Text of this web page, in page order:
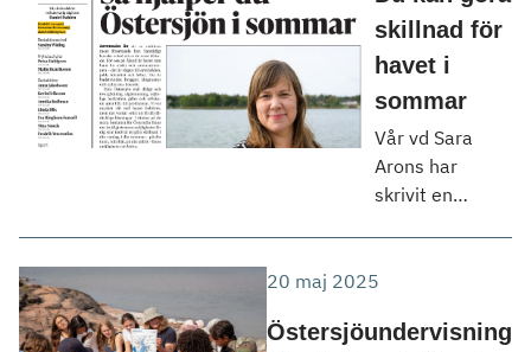
lärarhandledning med mer
fakta och frågor – perfekt för
den som vill använda
materialet direkt i
klassrummet. Vi påbörjar
publiceringen under våren
skillnad för
havet i
sommar
Vår vd Sara
Arons har
skrivit en
om vad du kan
hjälpa
20 maj 2025
Östersjöundervisning